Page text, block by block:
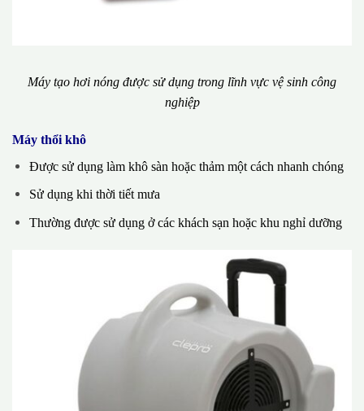
Máy tạo hơi nóng được sử dụng trong lĩnh vực vệ sinh công
nghiệp
Máy thổi khô
Được sử dụng làm khô sàn hoặc thảm một cách nhanh chóng
Sử dụng khi thời tiết mưa
Thường được sử dụng ở các khách sạn hoặc khu nghỉ dưỡng